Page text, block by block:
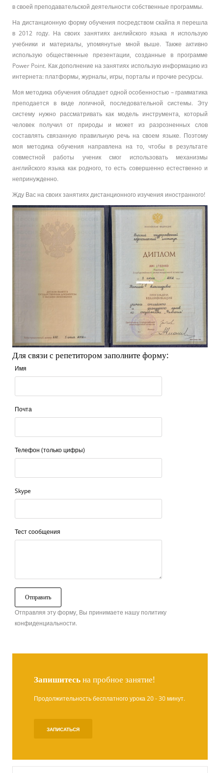
в своей преподавательской деятельности собственные программы.
На дистанционную форму обучения посредством скайпа я перешла
в 2012 году. На своих занятиях английского языка я использую
учебники и материалы, упомянутые мной выше. Также активно
использую общественные презентации, созданные в программе
Power Point. Как дополнение на занятиях использую информацию из
интернета: платформы, журналы, игры, порталы и прочие ресурсы.
Моя методика обучения обладает одной особенностью – грамматика
преподается в виде логичной, последовательной системы. Эту
систему нужно рассматривать как модель инструмента, который
человек получил от природы и может из разрозненных слов
составлять связанную правильную речь на своем языке. Поэтому
моя методика обучения направлена на то, чтобы в результате
совместной работы ученик смог использовать механизмы
английского языка как родного, то есть совершенно естественно и
непринужденно.
Жду Вас на своих занятиях дистанционного изучения иностранного!
Для связи с репетитором заполните форму:
Имя
Почта
Телефон (только цифры)
Skype
Тест сообщения
Отправляя эту форму, Вы принимаете нашу политику
конфиденциальности.
Запишитесьна пробное занятие!
Продолжительность бесплатного урока 20 - 30 минут.
ЗАПИСАТЬСЯ